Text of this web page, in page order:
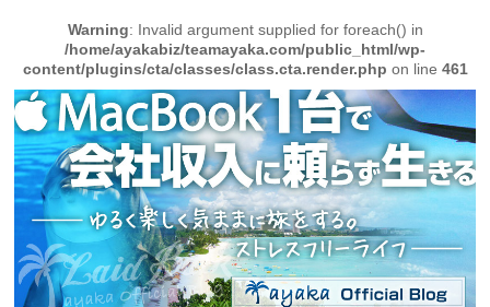
Warning: Invalid argument supplied for foreach() in
/home/ayakabiz/teamayaka.com/public_html/wp-
content/plugins/cta/classes/class.cta.render.php on line 461